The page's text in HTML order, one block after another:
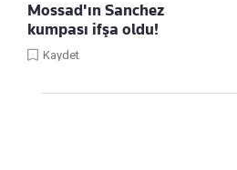
Mossad'ın Sanchez
kumpası ifşa oldu!
Kaydet